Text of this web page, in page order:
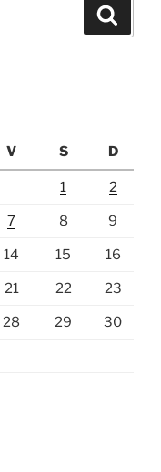
V S D
1 2
7 8 9
14 15 16
21 22 23
28 29 30